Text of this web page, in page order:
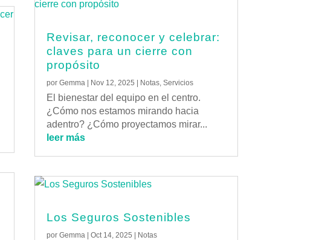
Revisar, reconocer y celebrar:
claves para un cierre con
propósito
por Gemma | Nov 12, 2025 | Notas, Servicios
El bienestar del equipo en el centro.
¿Cómo nos estamos mirando hacia
adentro? ¿Cómo proyectamos mirar...
leer más
Los Seguros Sostenibles
por Gemma | Oct 14, 2025 | Notas